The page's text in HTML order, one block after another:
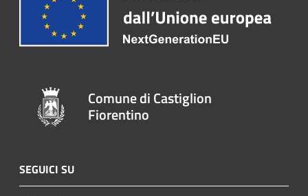
Comune di Castiglion
Fiorentino
SEGUICI SU